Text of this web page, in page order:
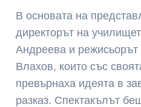
В основата на
директорът на
Андреева и режисьорът
Влахов, които със
превърнаха идеята в
разказ. Спектакълът